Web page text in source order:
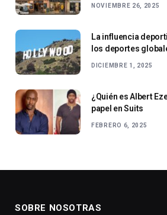
NOVIEMBRE 26, 2025
La influencia
los deportes
DICIEMBRE 1, 2025
¿Quién es Albert
papel en Suits
FEBRERO 6, 2025
SOBRE NOSOTRAS